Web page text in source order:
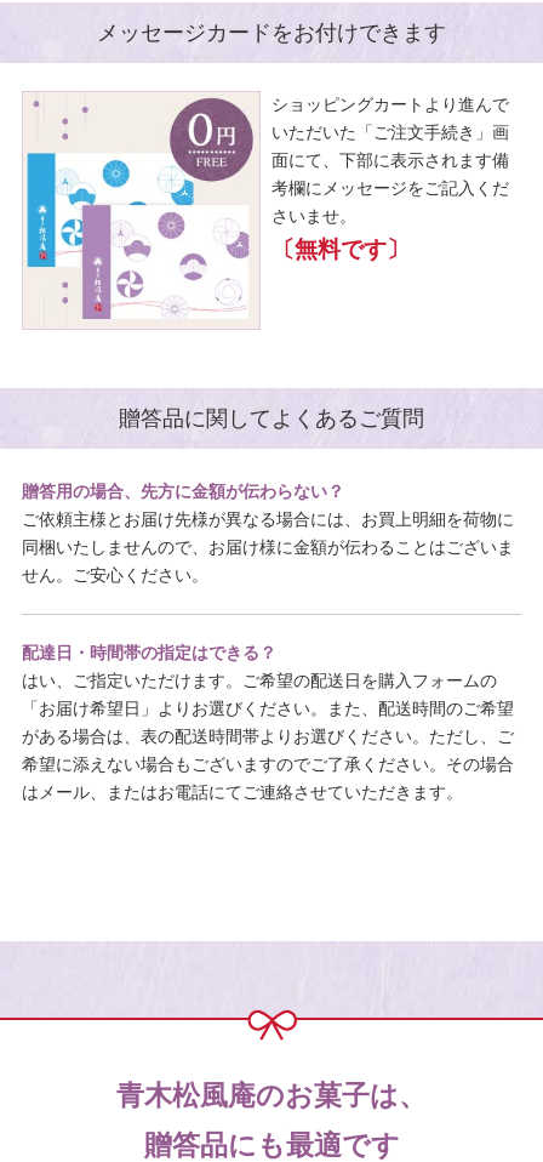
メッセージカードをお付けできます
ショッピングカートより進んで
いただいた「ご注文手続き」画
面にて、下部に表示されます備
考欄にメッセージをご記入くだ
さいませ。
〔無料です〕
贈答品に関してよくあるご質問
贈答用の場合、先方に金額が伝わらない？
ご依頼主様とお届け先様が異なる場合には、お買上明細を荷物に
同梱いたしませんので、お届け様に金額が伝わることはございま
せん。ご安心ください。
配達日・時間帯の指定はできる？
はい、ご指定いただけます。ご希望の配送日を購入フォームの
「お届け希望日」よりお選びください。また、配送時間のご希望
がある場合は、表の配送時間帯よりお選びください。ただし、ご
希望に添えない場合もございますのでご了承ください。その場合
はメール、またはお電話にてご連絡させていただきます。
青木松風庵のお菓子は、
贈答品にも最適です